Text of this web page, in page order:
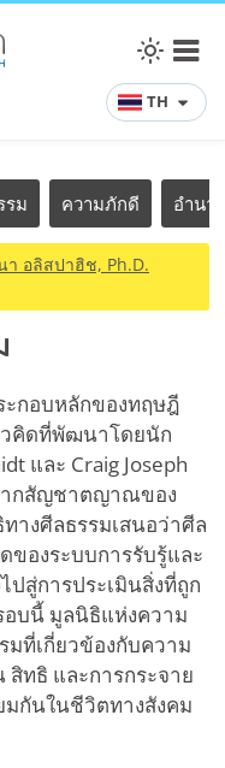
TH
รม ความภักดี อำนาจ
า อลิสปาฮิช, Ph.D.
กอบหลักของทฤษฎี
วคิดที่พัฒนาโดยนัก
และ Craig Joseph
ากสัญชาตญาณของ
างศีลธรรมเสนอว่าศีล
องระบบการรับรู้และ
สู่การประเมินสิ่งที่ถูก
บนี้ มูลนิธิแห่งความ
มที่เกี่ยวข้องกับความ
ทธิ และการกระจาย
มกันในชีวิตทางสังคม